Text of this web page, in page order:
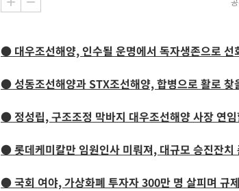
● 대우조선해양, 인수될 운명에서 독자생존으로 선
● 성동조선해양과 STX조선해양, 합병으로 활로 찾
● 정성립, 구조조정 막바지 대우조선해양 사장 연
● 롯데케미칼만 임원인사 미뤄져, 대규모 승진잔치
● 국회 여야, 가상화폐 투자자 300만 명 살피며 규